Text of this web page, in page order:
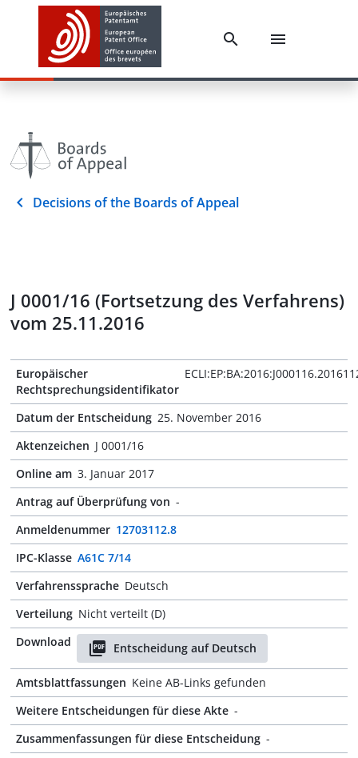
Decisions of the Boards of Appeal
J 0001/16 (Fortsetzung des Verfahrens)
vom 25.11.2016
Europäischer
Rechtsprechungsidentifikator
Datum der Entscheidung 25. November 2016
Aktenzeichen J 0001/16
Online am 3. Januar 2017
Antrag auf Überprüfung von -
Anmeldenummer 12703112.8
IPC-Klasse A61C 7/14
Verfahrenssprache Deutsch
Verteilung Nicht verteilt (D)
Download
Entscheidung auf Deutsch
Amtsblattfassungen Keine AB-Links gefunden
Weitere Entscheidungen für diese Akte -
Zusammenfassungen für diese Entscheidung -